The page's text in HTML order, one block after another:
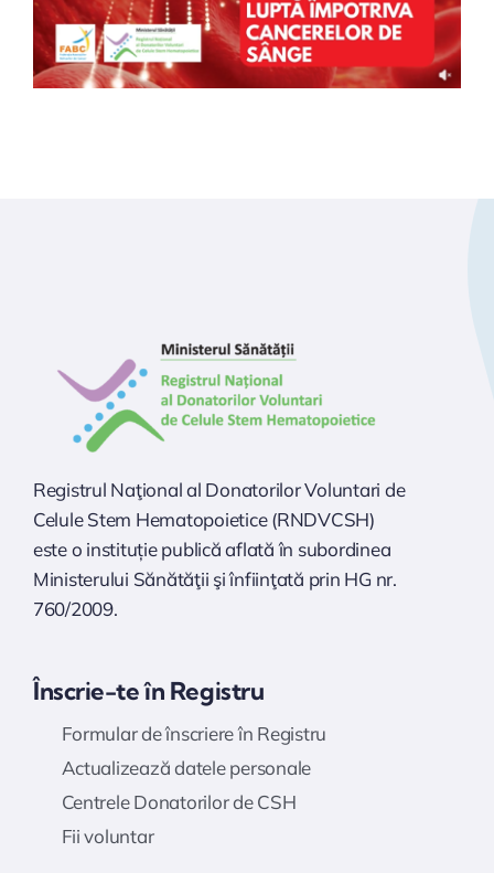
Registrul Naţional al Donatorilor Voluntari de
Celule Stem Hematopoietice (RNDVCSH)
este o instituție publică aflată în subordinea
Ministerului Sănătăţii şi înfiinţată prin HG nr.
760/2009.
Înscrie-te în Registru
Formular de înscriere în Registru
Actualizează datele personale
Centrele Donatorilor de CSH
Fii voluntar